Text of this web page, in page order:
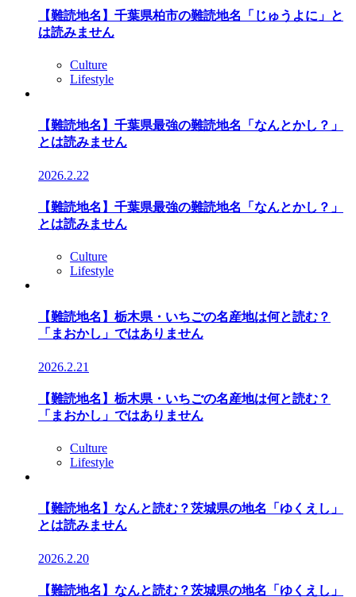
【難読地名】千葉県柏市の難読地名「じゅうよに」と
は読みません
Culture
Lifestyle
【難読地名】千葉県最強の難読地名「なんとかし？」
とは読みません
2026.2.22
【難読地名】千葉県最強の難読地名「なんとかし？」
とは読みません
Culture
Lifestyle
【難読地名】栃木県・いちごの名産地は何と読む？
「まおかし」ではありません
2026.2.21
【難読地名】栃木県・いちごの名産地は何と読む？
「まおかし」ではありません
Culture
Lifestyle
【難読地名】なんと読む？茨城県の地名「ゆくえし」
とは読みません
2026.2.20
【難読地名】なんと読む？茨城県の地名「ゆくえし」